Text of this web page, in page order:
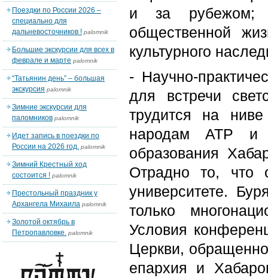
и за рубежом;
общественной
культурного
- Научно-
для встречи
трудится на
народам АТР и
образования
Отрадно то, что
университете.
только
Условия
Церкви,
епархия и
Поездки по России 2026 –
специально для
дальневосточников ! palomnik
Большие экскурсии для всех в
феврале и марте palomnik
“Татьянин день” – большая
экскурсия palomnik
Зимние экскурсии для
паломников palomnik
Идет запись в поездки по
России на 2026 год. palomnik
Зимний Крестный ход
состоится ! palomnik
Престольный праздник у
Архангела Михаила palomnik
Золотой октябрь в
Петропавловке. palomnik